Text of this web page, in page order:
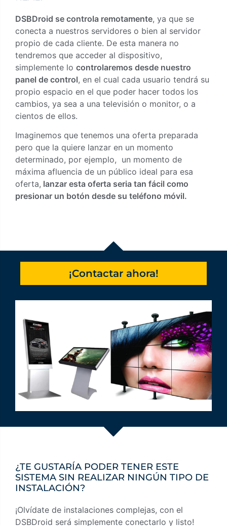
DSBDroid se controla remotamente, ya que se
conecta a nuestros servidores o bien al servidor
propio de cada cliente. De esta manera no
tendremos que acceder al dispositivo,
simplemente lo controlaremos desde nuestro
panel de control, en el cual cada usuario tendrá su
propio espacio en el que poder hacer todos los
cambios, ya sea a una televisión o monitor, o a
cientos de ellos.
Imaginemos que tenemos una oferta preparada
pero que la quiere lanzar en un momento
determinado, por ejemplo, un momento de
máxima afluencia de un público ideal para esa
oferta, lanzar esta oferta seria tan fácil como
presionar un botón desde su teléfono móvil.
¡Contactar ahora!
¿TE GUSTARÍA PODER TENER ESTE
SISTEMA SIN REALIZAR NINGÚN TIPO DE
INSTALACIÓN?
¡Olvídate de instalaciones complejas, con el
DSBDroid será simplemente conectarlo y listo!